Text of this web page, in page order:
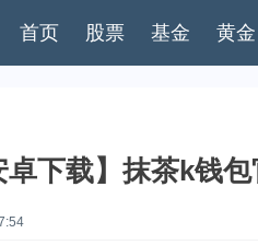
首页 股票 基金 黄金
卓下载】抹茶k钱